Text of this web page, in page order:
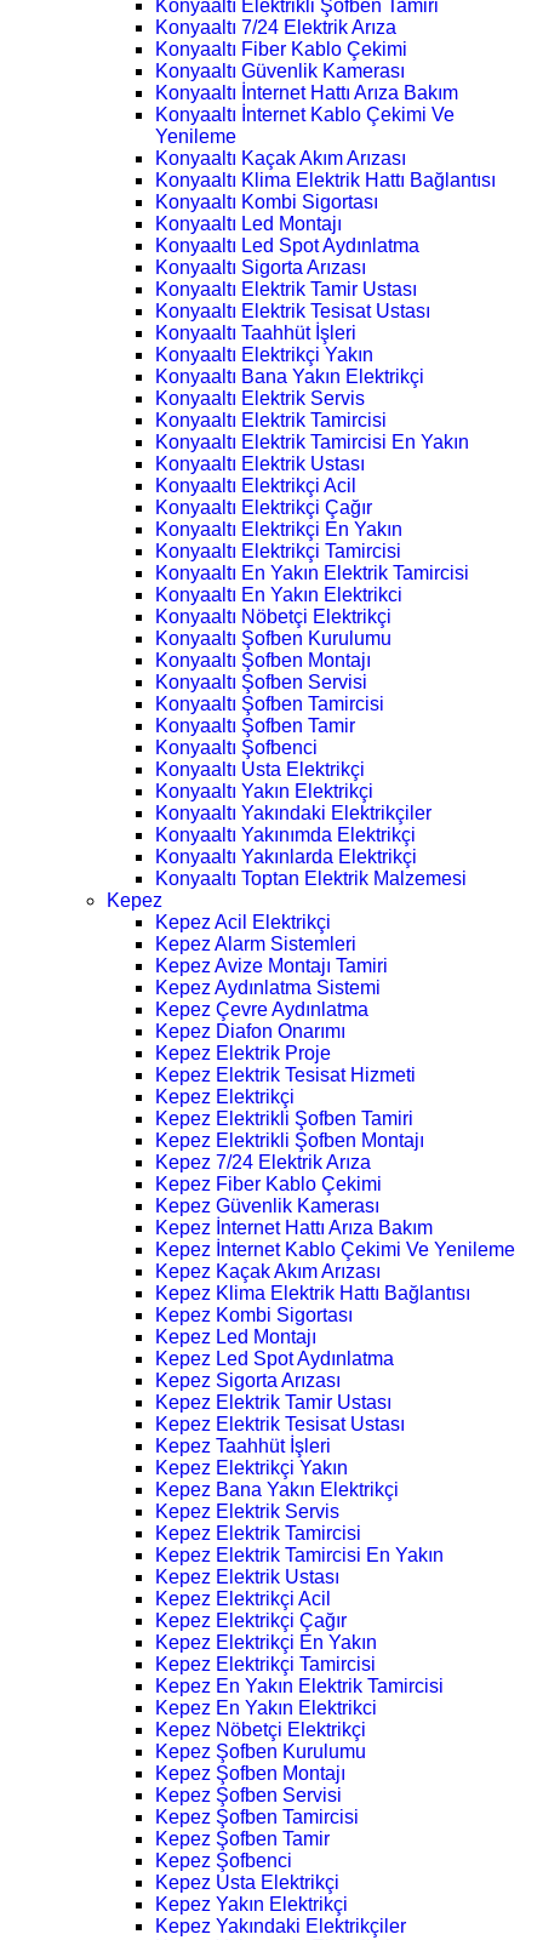
Konyaaltı Elektrikli Şofben Tamiri
Konyaaltı 7/24 Elektrik Arıza
Konyaaltı Fiber Kablo Çekimi
Konyaaltı Güvenlik Kamerası
Konyaaltı İnternet Hattı Arıza Bakım
Konyaaltı İnternet Kablo Çekimi Ve
Yenileme
Konyaaltı Kaçak Akım Arızası
Konyaaltı Klima Elektrik Hattı Bağlantısı
Konyaaltı Kombi Sigortası
Konyaaltı Led Montajı
Konyaaltı Led Spot Aydınlatma
Konyaaltı Sigorta Arızası
Konyaaltı Elektrik Tamir Ustası
Konyaaltı Elektrik Tesisat Ustası
Konyaaltı Taahhüt İşleri
Konyaaltı Elektrikçi Yakın
Konyaaltı Bana Yakın Elektrikçi
Konyaaltı Elektrik Servis
Konyaaltı Elektrik Tamircisi
Konyaaltı Elektrik Tamircisi En Yakın
Konyaaltı Elektrik Ustası
Konyaaltı Elektrikçi Acil
Konyaaltı Elektrikçi Çağır
Konyaaltı Elektrikçi En Yakın
Konyaaltı Elektrikçi Tamircisi
Konyaaltı En Yakın Elektrik Tamircisi
Konyaaltı En Yakın Elektrikci
Konyaaltı Nöbetçi Elektrikçi
Konyaaltı Şofben Kurulumu
Konyaaltı Şofben Montajı
Konyaaltı Şofben Servisi
Konyaaltı Şofben Tamircisi
Konyaaltı Şofben Tamir
Konyaaltı Şofbenci
Konyaaltı Usta Elektrikçi
Konyaaltı Yakın Elektrikçi
Konyaaltı Yakındaki Elektrikçiler
Konyaaltı Yakınımda Elektrikçi
Konyaaltı Yakınlarda Elektrikçi
Konyaaltı Toptan Elektrik Malzemesi
Kepez
Kepez Acil Elektrikçi
Kepez Alarm Sistemleri
Kepez Avize Montajı Tamiri
Kepez Aydınlatma Sistemi
Kepez Çevre Aydınlatma
Kepez Diafon Onarımı
Kepez Elektrik Proje
Kepez Elektrik Tesisat Hizmeti
Kepez Elektrikçi
Kepez Elektrikli Şofben Tamiri
Kepez Elektrikli Şofben Montajı
Kepez 7/24 Elektrik Arıza
Kepez Fiber Kablo Çekimi
Kepez Güvenlik Kamerası
Kepez İnternet Hattı Arıza Bakım
Kepez İnternet Kablo Çekimi Ve Yenileme
Kepez Kaçak Akım Arızası
Kepez Klima Elektrik Hattı Bağlantısı
Kepez Kombi Sigortası
Kepez Led Montajı
Kepez Led Spot Aydınlatma
Kepez Sigorta Arızası
Kepez Elektrik Tamir Ustası
Kepez Elektrik Tesisat Ustası
Kepez Taahhüt İşleri
Kepez Elektrikçi Yakın
Kepez Bana Yakın Elektrikçi
Kepez Elektrik Servis
Kepez Elektrik Tamircisi
Kepez Elektrik Tamircisi En Yakın
Kepez Elektrik Ustası
Kepez Elektrikçi Acil
Kepez Elektrikçi Çağır
Kepez Elektrikçi En Yakın
Kepez Elektrikçi Tamircisi
Kepez En Yakın Elektrik Tamircisi
Kepez En Yakın Elektrikci
Kepez Nöbetçi Elektrikçi
Kepez Şofben Kurulumu
Kepez Şofben Montajı
Kepez Şofben Servisi
Kepez Şofben Tamircisi
Kepez Şofben Tamir
Kepez Şofbenci
Kepez Usta Elektrikçi
Kepez Yakın Elektrikçi
Kepez Yakındaki Elektrikçiler